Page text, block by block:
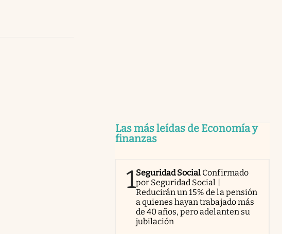
Las más leídas de Economía y
finanzas
1Seguridad Social Confirmado
por Seguridad Social |
Reducirán un 15% de la pensión
a quienes hayan trabajado más
de 40 años, pero adelanten su
jubilación